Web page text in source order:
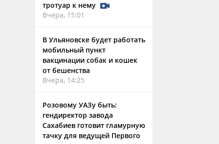
тротуар к нему
Вчера, 15:01
В Ульяновске будет работать
мобильный пункт
вакцинации собак и кошек
от бешенства
Вчера, 14:25
Розовому УАЗу быть:
гендиректор завода
Сахабиев готовит гламурную
тачку для ведущей Первого